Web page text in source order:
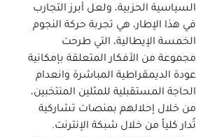
السياسية الحزبية، ولعل أبرز التجارب
في هذا الإطار، هي تجربة حركة النجوم
الخمسة الإيطالية، التي طرحت
مجموعة من الأفكار المتعلقة بإمكانية
عودة الديمقراطية المباشرة وانعدام
الحاجة المستقبلية للمثلين المنتخبين،
من خلال إحلالهم بمنصات تشاركية
تُدار كلياً من خلال شبكة الإنترنت.